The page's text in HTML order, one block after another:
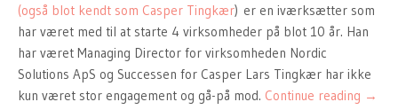
(også blot kendt som Casper Tingkær) er en iværksætter som
har været med til at starte 4 virksomheder på blot 10 år. Han
har været Managing Director for virksomheden Nordic
Solutions ApS og Successen for Casper Lars Tingkær har ikke
kun været stor engagement og gå-på mod. Continue reading →